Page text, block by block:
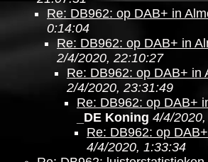
Re: DB962: op DAB+ in
0:14:04
Re: DB962: op DAB+ in
2/4/2020, 22:10:27
Re: DB962: op DAB+ in
2/4/2020, 23:31:49
Re: DB962: op DAB+
_DE Koning 4/4/
Re: DB962: op
4/4/2020, 1:33:34